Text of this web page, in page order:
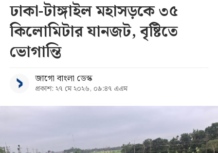
সর্বশেষ
সব
বিভাগ
আর্কাইভ
ঢাকা-টাঙ্গাইল মহাসড়কে ৩৫
কিলোমিটার যানজট, বৃষ্টিতে
ভোগান্তি
জাগো বাংলা ডেস্ক
প্রকাশ: ২৭ মে ২০২৬, ০৯:৪৭ এএম